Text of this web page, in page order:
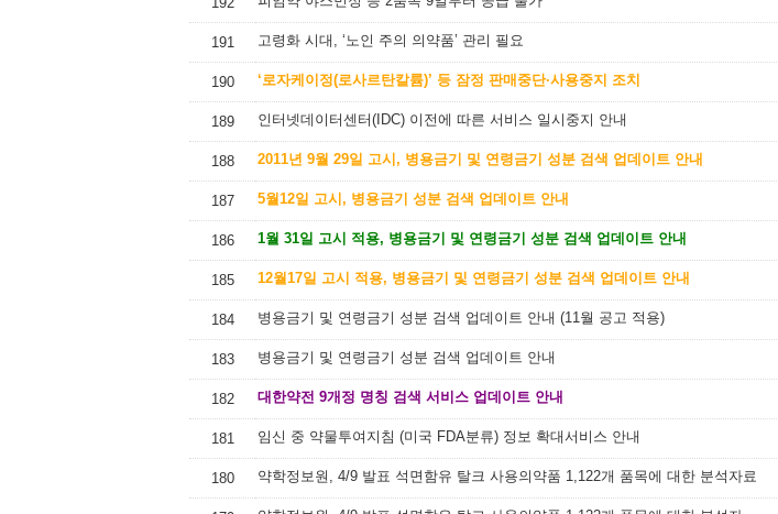
191 고령화 시대, ‘노인 주의 의약품’ 관리 필요
190 ‘로자케이정(로사르탄칼륨)’ 등 잠정 판매중단·사용중지 조치
189 인터넷데이터센터(IDC) 이전에 따른 서비스 일시중지 안내
188 2011년 9월 29일 고시, 병용금기 및 연령금기 성분 검색 업데이트 안내
187 5월12일 고시, 병용금기 성분 검색 업데이트 안내
186 1월 31일 고시 적용, 병용금기 및 연령금기 성분 검색 업데이트 안내
185 12월17일 고시 적용, 병용금기 및 연령금기 성분 검색 업데이트 안내
184 병용금기 및 연령금기 성분 검색 업데이트 안내 (11월 공고 적용)
183 병용금기 및 연령금기 성분 검색 업데이트 안내
182 대한약전 9개정 명칭 검색 서비스 업데이트 안내
181 임신 중 약물투여지침 (미국 FDA분류) 정보 확대서비스 안내
180 약학정보원, 4/9 발표 석면함유 탈크 사용의약품 1,122개 품목에 대한 분석자료